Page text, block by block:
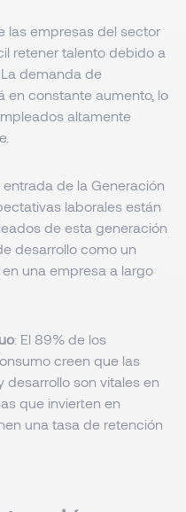
las empresas del sector
retener talento debido a
demanda de
en constante aumento, lo
altamente
entrada de la Generación
laborales están
de esta generación
desarrollo como un
una empresa a largo
: El 89% de los
creen que las
son vitales en
que invierten en
una tasa de retención